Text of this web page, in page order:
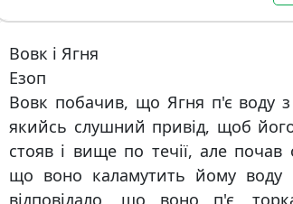
Вовк і Ягня
Езоп
Вовк побачив, що Ягня п'є воду з
якийсь слушний привід, щоб
стояв і вище по течії, але почав
що воно каламутить йому
відповідало, що воно п'є,